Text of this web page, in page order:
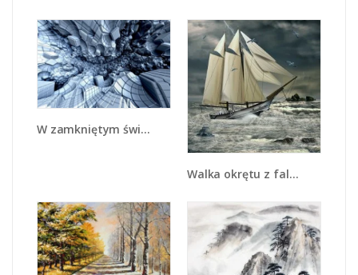
W zamkniętym świecie - GR409
Walka okrętu z falami - GR308